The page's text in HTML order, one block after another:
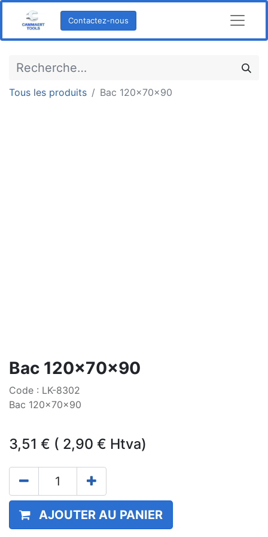
Contactez-nous
Tous les produits Bac 120x70x90
Bac 120x70x90
Code : LK-8302
Bac 120x70x90
3,51 € ( 2,90 € Htva)
AJOUTER AU PANIER